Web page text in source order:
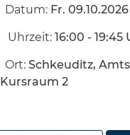
Datum: Fr.
Uhrzeit: 16:00 - 19:45
Ort: Schkeuditz,
Kursraum 2